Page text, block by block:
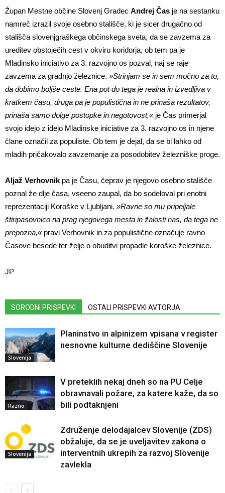
Župan Mestne občine Slovenj Gradec Andrej Čas je na sestanku
namreč izrazil svoje osebno stališče, ki je sicer drugačno od
stališča slovenjgraškega občinskega sveta, da se zavzema za
ureditev obstoječih cest v okviru koridorja, ob tem pa je
Mladinsko iniciativo za 3. razvojno os pozval, naj se raje
zavzema za gradnjo železnice. »Strinjam se in sem močno za to,
da dobimo boljše ceste. Ena pot do tega je realna in izvedljiva v
kratkem času, druga pa je populistična in ne prinaša rezultatov,
prinaša samo dolge postopke in negotovost,« je Čas primerjal
svojo idejo z idejo Mladinske iniciative za 3. razvojno os in njene
člane označil za populiste. Ob tem je dejal, da se bi lahko od
mladih pričakovalo zavzemanje za posodobitev železniške proge.
Aljaž Verhovnik pa je Času, čeprav je njegovo osebno stališče
poznal že dlje časa, vseeno zaupal, da bo sodeloval pri enotni
reprezentaciji Koroške v Ljubljani. »Ravne so mu pripeljale
štiripasovnico na prag njegovega mesta in žalosti nas, da tega ne
prepozna,«pravi Verhovnik in za populistične označuje ravno
Časove besede ter želje o obuditvi propadle koroške železnice.
JP
SORODNI PRISPEVKI OSTALI PRISPEVKI AVTORJA
Slovenija
Planinstvo in alpinizem vpisana v register
nesnovne kulturne dediščine Slovenije
Razno
V preteklih nekaj dneh so na PU Celje
obravnavali požare, za katere kaže, da so
bili podtaknjeni
Slovenija
Združenje delodajalcev Slovenije (ZDS)
obžaluje, da se je uveljavitev zakona o
interventnih ukrepih za razvoj Slovenije
zavlekla